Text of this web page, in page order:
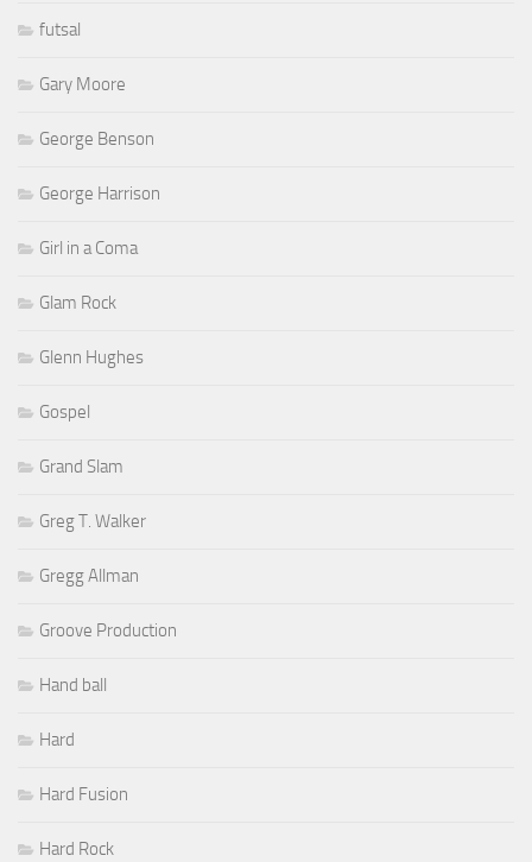
futsal
Gary Moore
George Benson
George Harrison
Girl in a Coma
Glam Rock
Glenn Hughes
Gospel
Grand Slam
Greg T. Walker
Gregg Allman
Groove Production
Hand ball
Hard
Hard Fusion
Hard Rock